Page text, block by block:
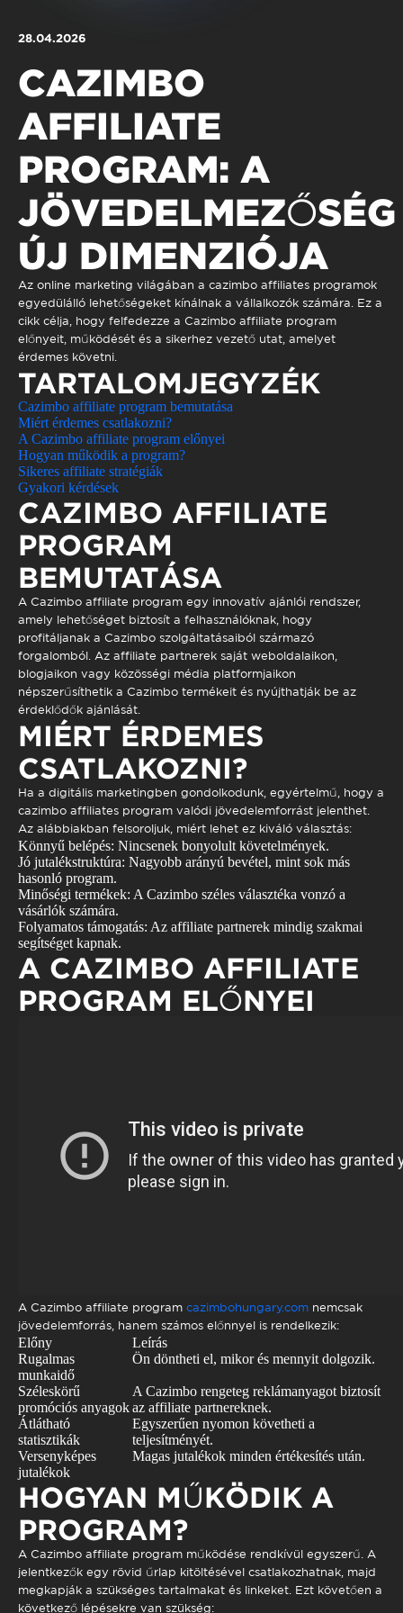
Urbanismo
Sociedade & Educação
MOBILIDADE
MAPA DO PORTAL
28.04.2026
CAZIMBO
AFFILIATE
PROGRAM: A
JÖVEDELMEZŐSÉG
ÚJ DIMENZIÓJA
Az online marketing világában a cazimbo affiliates programok
egyedülálló lehetőségeket kínálnak a vállalkozók számára. Ez a
cikk célja, hogy felfedezze a Cazimbo affiliate program
előnyeit, működését és a sikerhez vezető utat, amelyet
érdemes követni.
TARTALOMJEGYZÉK
Cazimbo affiliate program bemutatása
Miért érdemes csatlakozni?
A Cazimbo affiliate program előnyei
Hogyan működik a program?
Sikeres affiliate stratégiák
Gyakori kérdések
CAZIMBO AFFILIATE
PROGRAM
BEMUTATÁSA
A Cazimbo affiliate program egy innovatív ajánlói rendszer,
amely lehetőséget biztosít a felhasználóknak, hogy
profitáljanak a Cazimbo szolgáltatásaiból származó
forgalomból. Az affiliate partnerek saját weboldalaikon,
blogjaikon vagy közösségi média platformjaikon
népszerűsíthetik a Cazimbo termékeit és nyújthatják be az
érdeklődők ajánlását.
MIÉRT ÉRDEMES
CSATLAKOZNI?
Ha a digitális marketingben gondolkodunk, egyértelmű, hogy a
cazimbo affiliates program valódi jövedelemforrást jelenthet.
Az alábbiakban felsoroljuk, miért lehet ez kiváló választás:
Könnyű belépés: Nincsenek bonyolult követelmények.
Jó jutalékstruktúra: Nagyobb arányú bevétel, mint sok más
hasonló program.
Minőségi termékek: A Cazimbo széles választéka vonzó a
vásárlók számára.
Folyamatos támogatás: Az affiliate partnerek mindig szakmai
segítséget kapnak.
A CAZIMBO AFFILIATE
PROGRAM ELŐNYEI
A Cazimbo affiliate program cazimbohungary.com nemcsak
jövedelemforrás, hanem számos előnnyel is rendelkezik:
Előny
Leírás
Rugalmas
munkaidő
Ön döntheti el, mikor és mennyit dolgozik.
Széleskörű
promóciós anyagok
A Cazimbo rengeteg reklámanyagot biztosít
az affiliate partnereknek.
Átlátható
statisztikák
Egyszerűen nyomon követheti a
teljesítményét.
Versenyképes
jutalékok
Magas jutalékok minden értékesítés után.
HOGYAN MŰKÖDIK A
PROGRAM?
A Cazimbo affiliate program működése rendkívül egyszerű. A
jelentkezők egy rövid űrlap kitöltésével csatlakozhatnak, majd
megkapják a szükséges tartalmakat és linkeket. Ezt követően a
következő lépésekre van szükség: